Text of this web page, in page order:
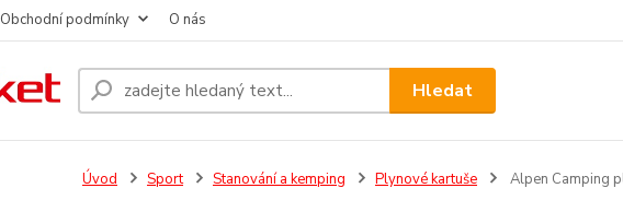
Obchodní podmínky O nás
Hledat
Úvod Sport Stanování a kemping Plynové kartuše Alpen Camping